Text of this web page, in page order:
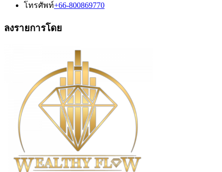
โทรศัพท์+66-800869770
ลงรายการโดย